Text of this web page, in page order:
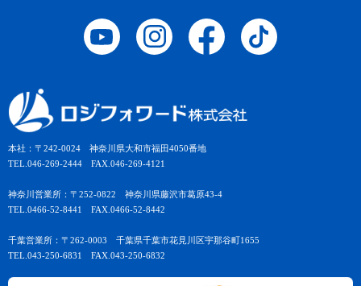
本社：〒242-0024 神奈川県大和市福田4050番地
TEL.046-269-2444 FAX.046-269-4121
神奈川営業所：〒252-0822 神奈川県藤沢市葛原43-4
TEL.0466-52-8441 FAX.0466-52-8442
千葉営業所：〒262-0003 千葉県千葉市花見川区宇那谷町1655
TEL.043-250-6831 FAX.043-250-6832